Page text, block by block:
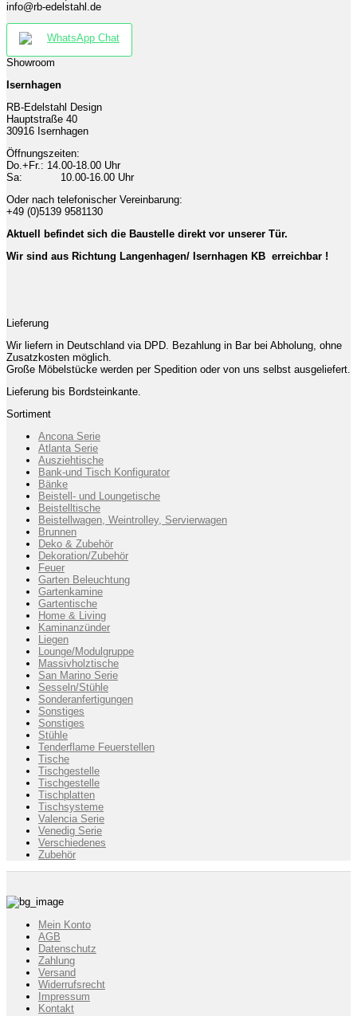
info@rb-edelstahl.de
WhatsApp Chat
Showroom
Isernhagen
RB-Edelstahl Design
Hauptstraße 40
30916 Isernhagen
Öffnungszeiten:
Do.+Fr.: 14.00-18.00 Uhr
Sa: 10.00-16.00 Uhr
Oder nach telefonischer Vereinbarung:
+49 (0)5139 9581130
Aktuell befindet sich die Baustelle direkt vor unserer Tür.
Wir sind aus Richtung Langenhagen/ Isernhagen KB erreichbar !
Lieferung
Wir liefern in Deutschland via DPD. Bezahlung in Bar bei Abholung, ohne
Zusatzkosten möglich.
Große Möbelstücke werden per Spedition oder von uns selbst ausgeliefert.
Lieferung bis Bordsteinkante.
Sortiment
Ancona Serie
Atlanta Serie
Ausziehtische
Bank-und Tisch Konfigurator
Bänke
Beistell- und Loungetische
Beistelltische
Beistellwagen, Weintrolley, Servierwagen
Brunnen
Deko & Zubehör
Dekoration/Zubehör
Feuer
Garten Beleuchtung
Gartenkamine
Gartentische
Home & Living
Kaminanzünder
Liegen
Lounge/Modulgruppe
Massivholztische
San Marino Serie
Sesseln/Stühle
Sonderanfertigungen
Sonstiges
Sonstiges
Stühle
Tenderflame Feuerstellen
Tische
Tischgestelle
Tischgestelle
Tischplatten
Tischsysteme
Valencia Serie
Venedig Serie
Verschiedenes
Zubehör
Mein Konto
AGB
Datenschutz
Zahlung
Versand
Widerrufsrecht
Impressum
Kontakt